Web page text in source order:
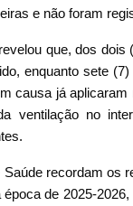
e não foram
que, dos
enquanto sete
causa já
ventilação no
recordam os
época de 2025-